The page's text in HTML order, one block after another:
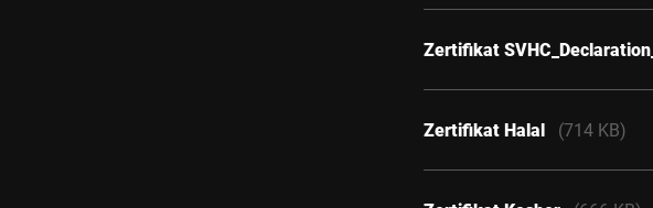
Zertifikat
Zertifikat Halal (714 KB)